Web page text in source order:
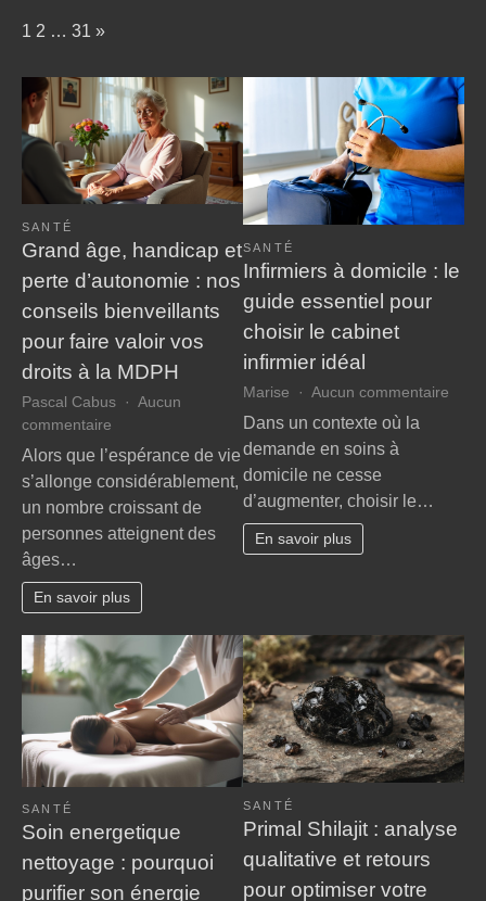
Page:
1 2 … 31 Next
»
SANTÉ
Grand âge, handicap et
perte d’autonomie : nos
conseils bienveillants
pour faire valoir vos
droits à la MDPH
Pascal Cabus
Aucun
commentaire
Grand
âge,
handicap
et
perte
:
nos
bienveillants
pour
faire
valoir
vos
droits
à
MDPH
Alors que l’espérance de vie
s’allonge considérablement,
un nombre croissant de
personnes atteignent des
âges…
En savoir plus
SANTÉ
Infirmiers à domicile : le
guide essentiel pour
choisir le cabinet
infirmier idéal
Marise Aucun commentaire
idéal
Dans un contexte où la
demande en soins à
domicile ne cesse
d’augmenter, choisir le…
En savoir plus
SANTÉ
Soin energetique
nettoyage : pourquoi
purifier son énergie
SANTÉ
Primal Shilajit : analyse
qualitative et retours
pour optimiser votre